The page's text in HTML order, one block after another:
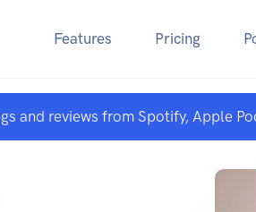
Features Pricing
and reviews from Spotify, Apple